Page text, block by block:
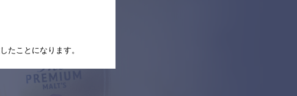
たことになります。